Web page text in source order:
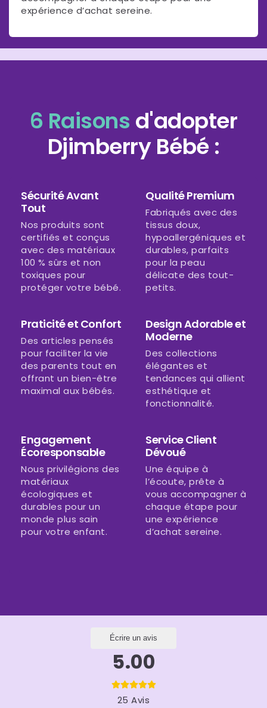
expérience d’achat sereine.
6 Raisons d'adopter
Djimberry Bébé :
Sécurité Avant
Tout
Nos produits sont
certifiés et conçus
avec des matériaux
100 % sûrs et non
toxiques pour
protéger votre bébé.
Qualité Premium
Fabriqués avec des
tissus doux,
hypoallergéniques et
durables, parfaits
pour la peau
délicate des tout-
petits.
Praticité et Confort
Des articles pensés
pour faciliter la vie
des parents tout en
offrant un bien-être
maximal aux bébés.
Design Adorable et
Moderne
Des collections
élégantes et
tendances qui allient
esthétique et
fonctionnalité.
Engagement
Écoresponsable
Nous privilégions des
matériaux
écologiques et
durables pour un
monde plus sain
pour votre enfant.
Service Client
Dévoué
Une équipe à
l’écoute, prête à
vous accompagner à
chaque étape pour
une expérience
d’achat sereine.
Écrire un avis
5.00
25 Avis